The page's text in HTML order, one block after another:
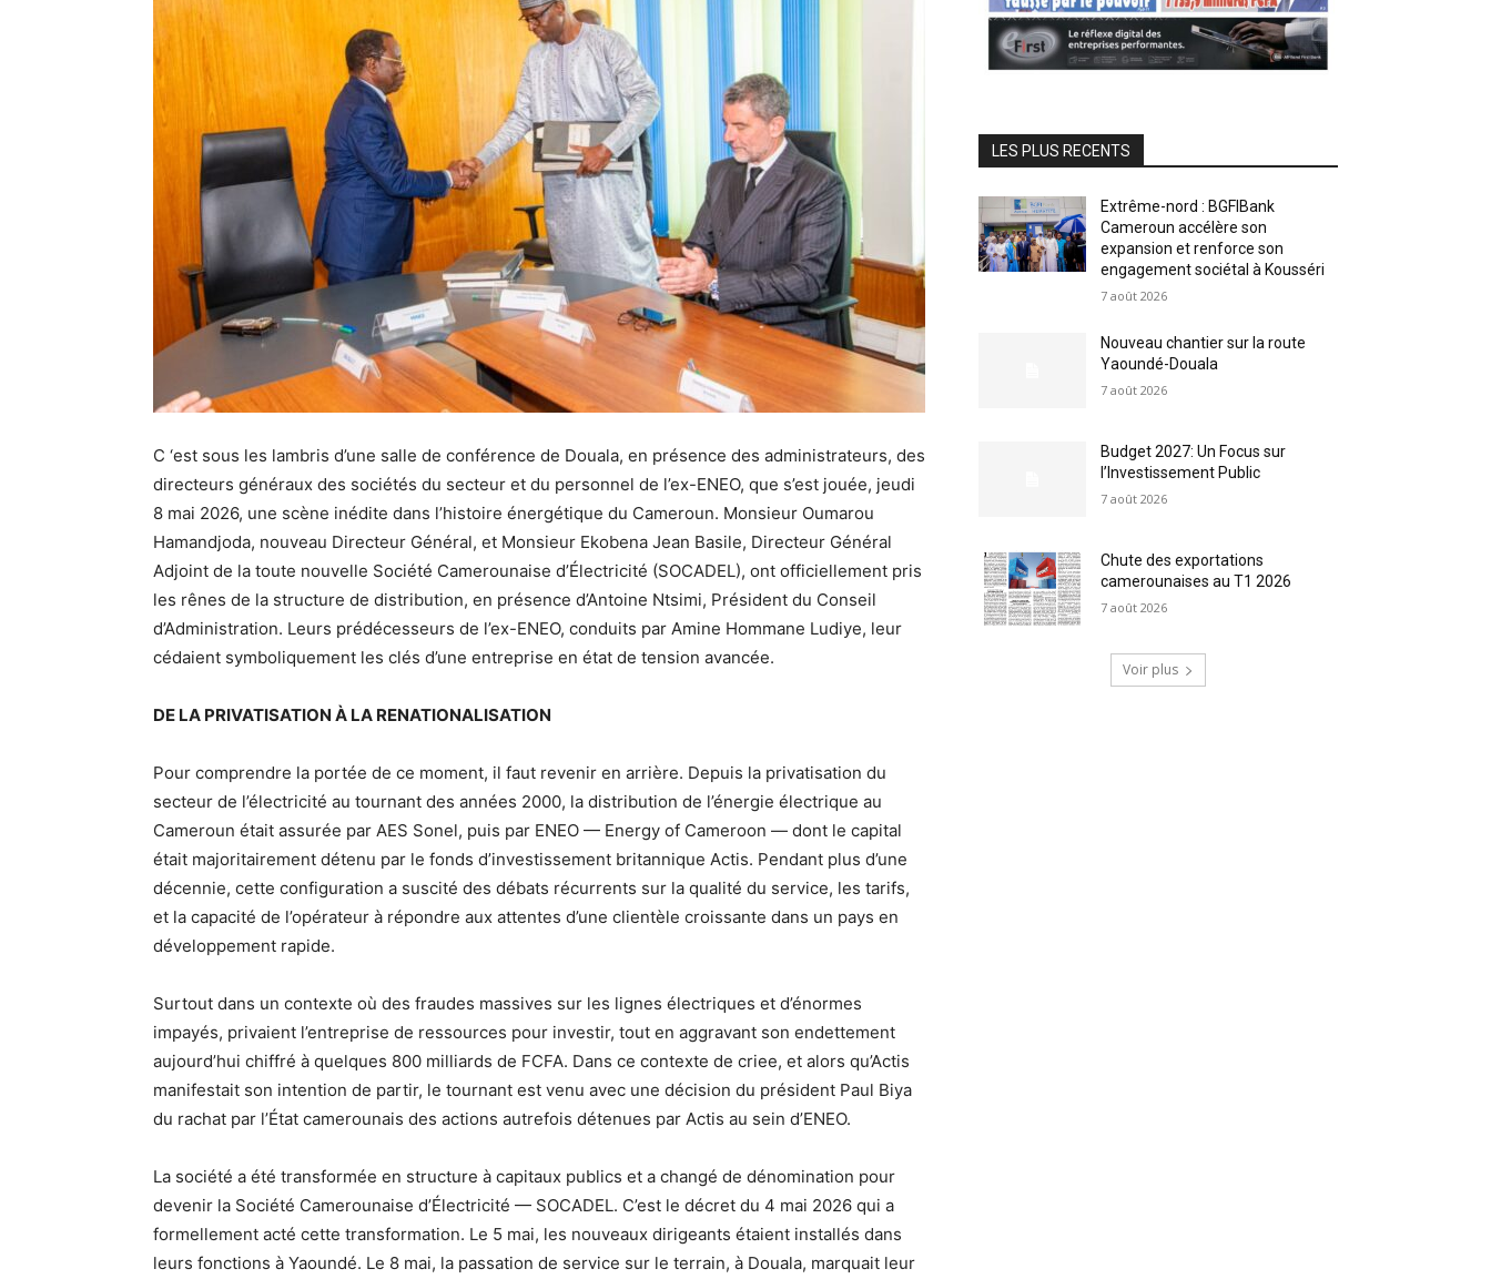
C ‘est sous les lambris d’une salle de conférence de Douala, en présence des administrateurs, des
directeurs généraux des sociétés du secteur et du personnel de l’ex-ENEO, que s’est jouée, jeudi
8 mai 2026, une scène inédite dans l’histoire énergétique du Cameroun. Monsieur Oumarou
Hamandjoda, nouveau Directeur Général, et Monsieur Ekobena Jean Basile, Directeur Général
Adjoint de la toute nouvelle Société Camerounaise d’Électricité (SOCADEL), ont officiellement pris
les rênes de la structure de distribution, en présence d’Antoine Ntsimi, Président du Conseil
d’Administration. Leurs prédécesseurs de l’ex-ENEO, conduits par Amine Hommane Ludiye, leur
cédaient symboliquement les clés d’une entreprise en état de tension avancée.
DE LA PRIVATISATION À LA RENATIONALISATION
Pour comprendre la portée de ce moment, il faut revenir en arrière. Depuis la privatisation du
secteur de l’électricité au tournant des années 2000, la distribution de l’énergie électrique au
Cameroun était assurée par AES Sonel, puis par ENEO — Energy of Cameroon — dont le capital
était majoritairement détenu par le fonds d’investissement britannique Actis. Pendant plus d’une
décennie, cette configuration a suscité des débats récurrents sur la qualité du service, les tarifs,
et la capacité de l’opérateur à répondre aux attentes d’une clientèle croissante dans un pays en
développement rapide.
Surtout dans un contexte où des fraudes massives sur les lignes électriques et d’énormes
impayés, privaient l’entreprise de ressources pour investir, tout en aggravant son endettement
aujourd’hui chiffré à quelques 800 milliards de FCFA. Dans ce contexte de criee, et alors qu’Actis
manifestait son intention de partir, le tournant est venu avec une décision du président Paul Biya
du rachat par l’État camerounais des actions autrefois détenues par Actis au sein d’ENEO.
La société a été transformée en structure à capitaux publics et a changé de dénomination pour
devenir la Société Camerounaise d’Électricité — SOCADEL. C’est le décret du 4 mai 2026 qui a
formellement acté cette transformation. Le 5 mai, les nouveaux dirigeants étaient installés dans
leurs fonctions à Yaoundé. Le 8 mai, la passation de service sur le terrain, à Douala, marquait leur
LES PLUS RECENTS
Extrême-nord : BGFIBank
Cameroun accélère son
expansion et renforce son
engagement sociétal à Kousséri
7 août 2026
Nouveau chantier sur la route
Yaoundé-Douala
7 août 2026
Budget 2027: Un Focus sur
l’Investissement Public
7 août 2026
Chute des exportations
camerounaises au T1 2026
7 août 2026
Voir plus